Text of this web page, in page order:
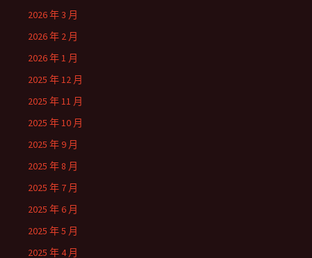
2026 年 3 月
2026 年 2 月
2026 年 1 月
2025 年 12 月
2025 年 11 月
2025 年 10 月
2025 年 9 月
2025 年 8 月
2025 年 7 月
2025 年 6 月
2025 年 5 月
2025 年 4 月